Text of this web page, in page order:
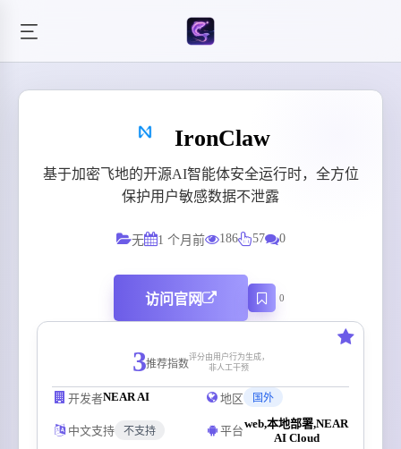
IronClaw
基于加密飞地的开源AI智能体安全运行时，全方位
保护用户敏感数据不泄露
无 1 个月前 186 57 0
访问官网 0
3推荐指数
评分由用户行为生成，
非人工干预
开发者NEAR AI 地区 国外
中文支持 不支持 平台
web,本地部署,NEAR
AI Cloud